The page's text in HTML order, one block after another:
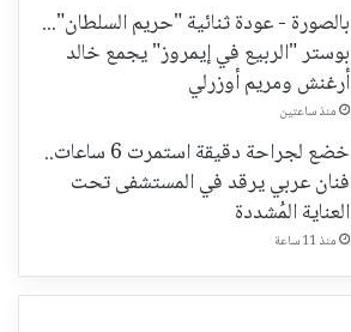
بالصورة - عودة ثنائية "حريم السلطان"...
بوستر "الربيع في إيمروز" يجمع خالد
أرغنش ومريم أوزرلي
منذ ساعتين
خضع لجراحة دقيقة استمرت 6 ساعات..
فنان عربي يرقد في المستشفى تحت
العناية المُشددة
منذ 11 ساعة